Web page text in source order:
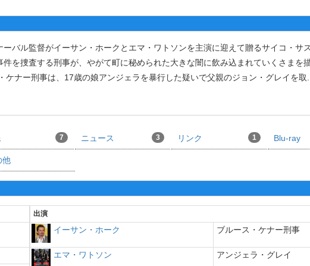
バル監督がイーサン・ホークとエマ・ワトソンを主演に迎えて贈るサイコ・サ
を捜査する刑事が、やがて町に秘められた大きな闇に飲み込まれていくさまを
ナー刑事は、17歳の娘アンジェラを暴行した疑いで父親のジョン・グレイを取
7 ニュース 3 リンク 1 Blu-ray
他
出演
イーサン・ホーク ブルース・ケナー刑事
エマ・ワトソン アンジェラ・グレイ